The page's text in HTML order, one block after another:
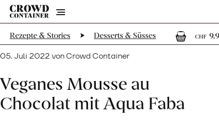
Menu
Rezepte & Stories Desserts & Süsses
CHF
05. Juli 2022 von Crowd Container
Veganes Mousse au
Chocolat mit Aqua Faba